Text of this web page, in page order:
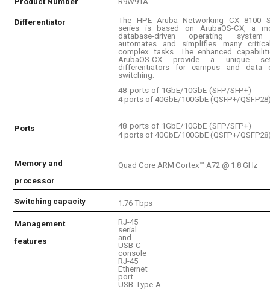
Differentiator
The HPE Aruba Networking CX 8100
series is based on ArubaOS-CX, a
database-driven operating
automates and simplifies many
complex tasks. The enhanced
ArubaOS-CX provide a unique
differentiators for campus and data
switching.
48 ports of 1GbE/10GbE (SFP/SFP+)
4ports of 40GbE/100GbE (QSFP+/
Ports 48 ports of 1GbE/10GbE (SFP/SFP+)
4ports of 40GbE/100GbE (QSFP+/
Memory and
processor
Quad Core ARM Cortex™ A72 @ 1.8 GHz
Switching capacity 1.76 Tbps
Management
features
RJ-45
serial
and
USB-C
console
RJ-45
Ethernet
port
USB-Type A